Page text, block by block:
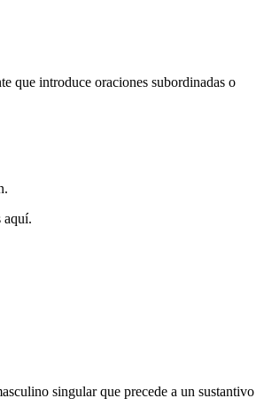
que introduce oraciones subordinadas o
aquí.
singular que precede a un sustantivo